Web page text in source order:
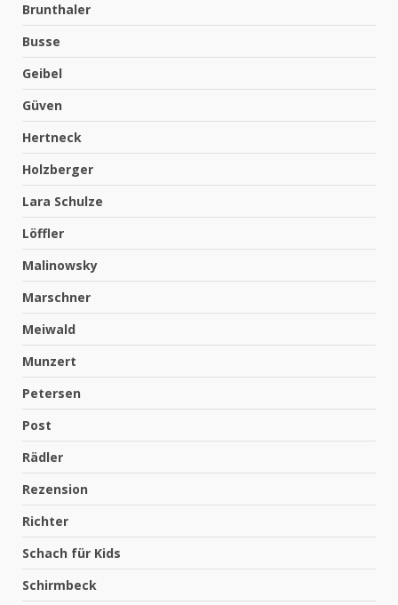
Brunthaler
Busse
Geibel
Güven
Hertneck
Holzberger
Lara Schulze
Löffler
Malinowsky
Marschner
Meiwald
Munzert
Petersen
Post
Rädler
Rezension
Richter
Schach für Kids
Schirmbeck